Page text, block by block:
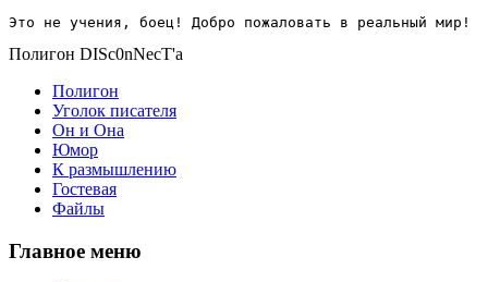
Это не учения, боец! Добро пожаловать в реальный мир!
Полигон DISc0nNecT'a
Полигон
Уголок писателя
Он и Она
Юмор
К размышлению
Гостевая
Файлы
Главное меню